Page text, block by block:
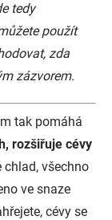
tedy
použít
zda
zázvorem.
tak pomáhá
rozšiřuje cévy
všechno
ve snaze
cévy se